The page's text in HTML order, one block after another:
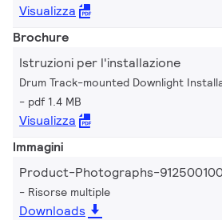
Visualizza
Brochure
Istruzioni per l'installazione
Drum Track-mounted Downlight
pdf 1.4 MB
Visualizza
Immagini
Product-Photographs-
Risorse multiple
Downloads